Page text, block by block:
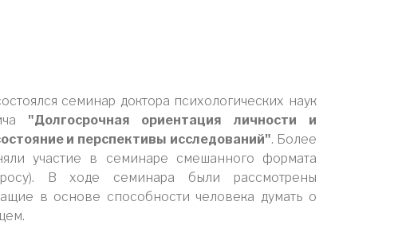
семинар доктора психологических наук
"Долгосрочная ориентация личности и
и перспективы исследований". Более
участие в семинаре смешанного формата
В ходе семинара были рассмотрены
в основе способности человека думать о